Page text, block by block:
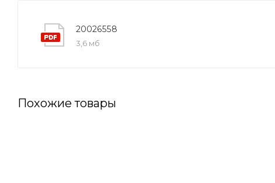
20026558
3,6 мб
Похожие товары